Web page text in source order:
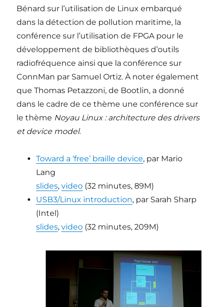
Bénard sur l’utilisation de Linux embarqué
dans la détection de pollution maritime, la
conférence sur l’utilisation de FPGA pour le
développement de bibliothèques d’outils
radiofréquence ainsi que la conférence sur
ConnMan par Samuel Ortiz. À noter également
que Thomas Petazzoni, de Bootlin, a donné
dans le cadre de ce thème une conférence sur
le thème Noyau Linux : architecture des drivers
et device model.
Toward a ‘free’ braille device, par Mario
Lang
slides,video (32 minutes, 89M)
USB3/Linux introduction, par Sarah Sharp
(Intel)
slides,video (32 minutes, 209M)